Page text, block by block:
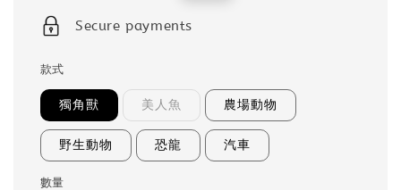
Secure payments
款式
獨角獸 美人魚 農場動物
野生動物 恐龍 汽車
數量